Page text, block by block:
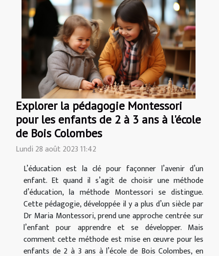
Explorer la pédagogie Montessori
pour les enfants de 2 à 3 ans à l'école
de Bois Colombes
Lundi 28 août 2023 11:42
L’éducation est la clé pour façonner l’avenir d’un
enfant. Et quand il s’agit de choisir une méthode
d’éducation, la méthode Montessori se distingue.
Cette pédagogie, développée il y a plus d’un siècle par
Dr Maria Montessori, prend une approche centrée sur
l’enfant pour apprendre et se développer. Mais
comment cette méthode est mise en œuvre pour les
enfants de 2 à 3 ans à l’école de Bois Colombes, en